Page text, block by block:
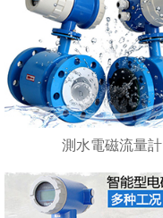
測水電磁流量計